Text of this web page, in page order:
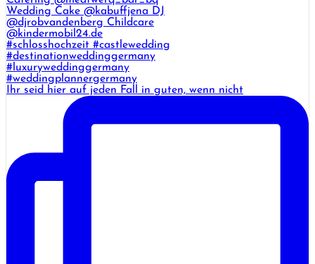
Ihr seid hier auf jeden Fall in guten, wenn nicht